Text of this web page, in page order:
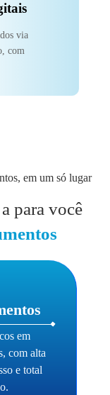
via
com
em um só lugar
para você
em
com alta
e total